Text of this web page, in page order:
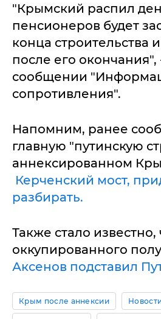
"Крымский распил
пенсионеров будет
конца строительства
после его окончания",
сообщении
сопротивления".
Напомним, ранее
главную "путинскую
аннексированном
Керченский мост,
разбирать.
Также стало известно,
оккупированного
Аксенов подставил
Крым после аннексии